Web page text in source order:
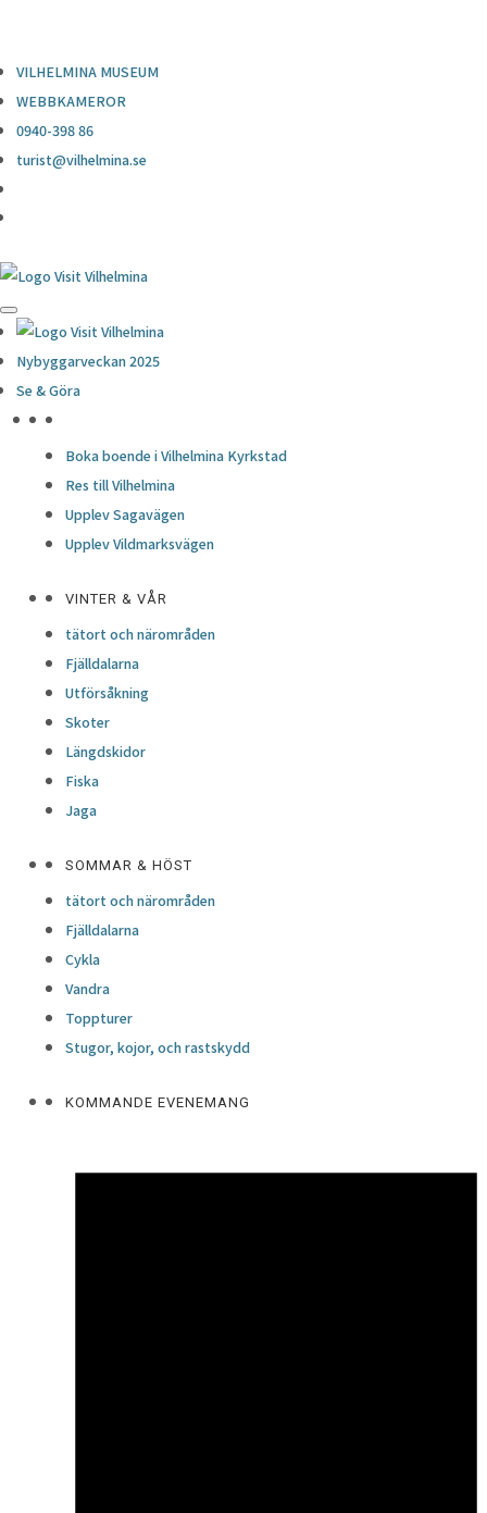
VILHELMINA MUSEUM
WEBBKAMEROR
0940-398 86
turist@vilhelmina.se
Nybyggarveckan 2025
Se & Göra
Boka boende i Vilhelmina Kyrkstad
Res till Vilhelmina
Upplev Sagavägen
Upplev Vildmarksvägen
VINTER & VÅR
tätort och närområden
Fjälldalarna
Utförsåkning
Skoter
Längdskidor
Fiska
Jaga
SOMMAR & HÖST
tätort och närområden
Fjälldalarna
Cykla
Vandra
Toppturer
Stugor, kojor, och rastskydd
KOMMANDE EVENEMANG